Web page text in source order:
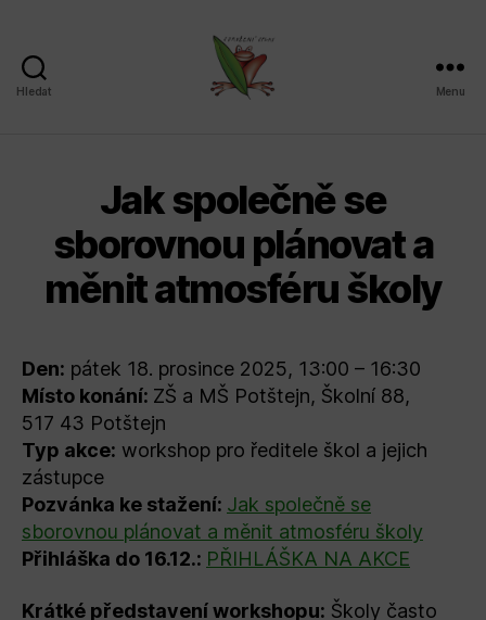
Hledat Menu
Jak společně se
sborovnou plánovat a
měnit atmosféru školy
Den: pátek 18. prosince 2025, 13:00 – 16:30
Místo konání: ZŠ a MŠ Potštejn, Školní 88,
517 43 Potštejn
Typ akce: workshop pro ředitele škol a jejich
zástupce
Pozvánka ke stažení: Jak společně se
sborovnou plánovat a měnit atmosféru školy
Přihláška do 16.12.: PŘIHLÁŠKA NA AKCE
Krátké představení workshopu: Školy často